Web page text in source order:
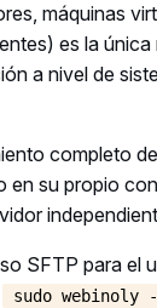
máquinas
es la única
a nivel de
completo
en su propio
SFTP para el
sudo webinoly